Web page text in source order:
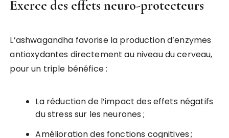
Exerce des effets neuro-protecteurs
L’ashwagandha favorise la production d’enzymes
antioxydantes directement au niveau du cerveau,
pour un triple bénéfice :
La réduction de l’impact des effets négatifs
du stress sur les neurones ;
Amélioration des fonctions cognitives ;